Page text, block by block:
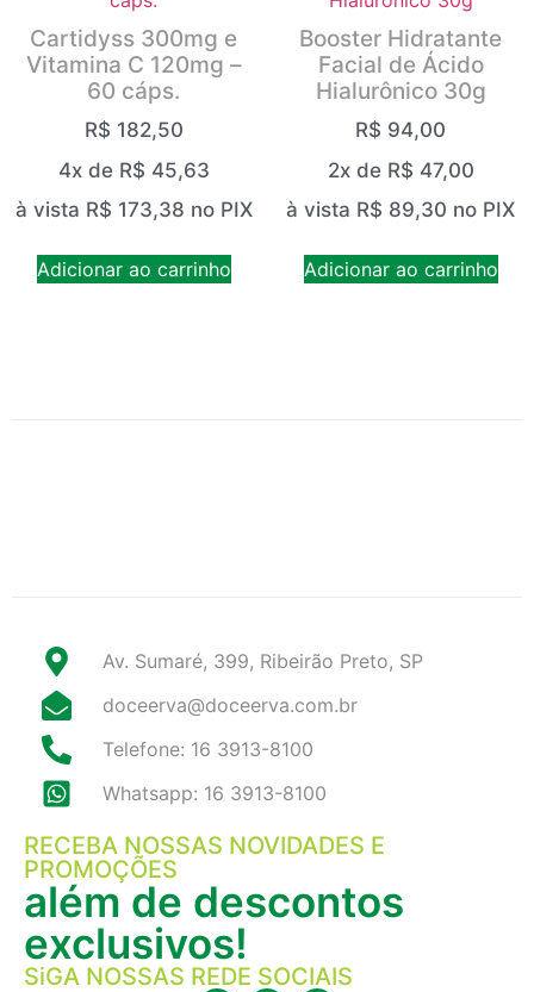
Cartidyss 300mg e
Vitamina C 120mg –
60 cáps.
R$ 182,50
4x de R$ 45,63
à vista R$ 173,38 no PIX
Adicionar ao carrinho
Booster Hidratante
Facial de Ácido
Hialurônico 30g
R$ 94,00
2x de R$ 47,00
à vista R$ 89,30 no PIX
Adicionar ao carrinho
Av. Sumaré, 399, Ribeirão Preto, SP
doceerva@doceerva.com.br
Telefone: 16 3913-8100
Whatsapp: 16 3913-8100
RECEBA NOSSAS NOVIDADES E
PROMOÇÕES
além de descontos
exclusivos!
SiGA NOSSAS REDE SOCIAIS